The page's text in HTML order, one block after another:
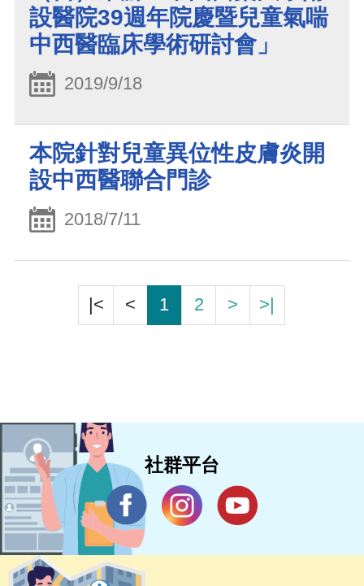
設醫院39週年院慶暨兒童氣喘
中西醫臨床學術研討會」
2019/9/18
本院針對兒童異位性皮膚炎開
設中西醫聯合門診
2018/7/11
|< < 1 2 > >|
社群平台